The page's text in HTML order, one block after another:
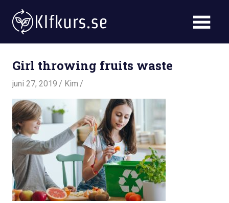
content
Klfkurs.se
och
Girl throwing fruits waste
juni 27, 2019 Kim